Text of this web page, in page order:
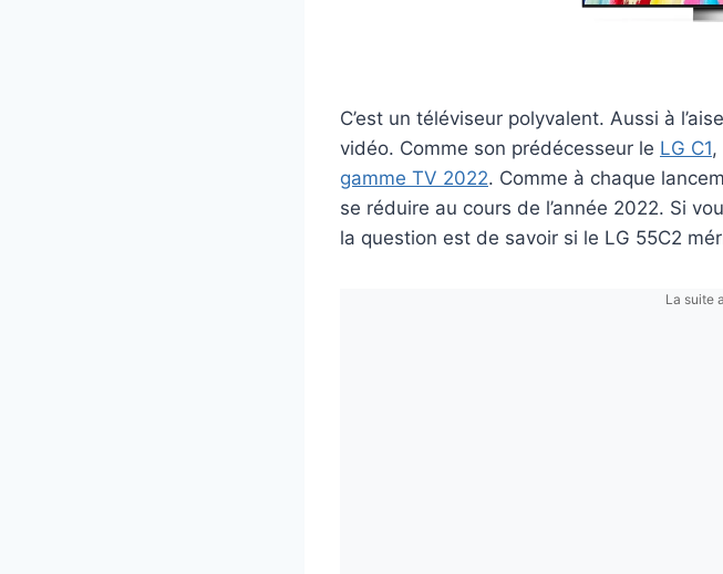
C’est un téléviseur polyvalent. Aussi à
vidéo. Comme son prédécesseur le LG C1,
gamme TV 2022. Comme à chaque
se réduire au cours de l’année 2022. Si
la question est de savoir si le LG 55C2
La suite